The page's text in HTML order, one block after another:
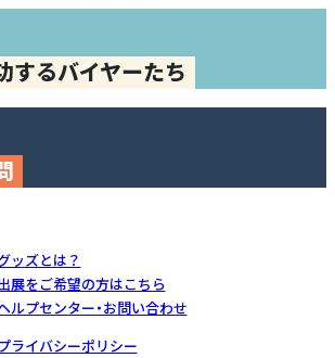
するバイヤーたち
ッズとは？
展をご希望の方はこちら
ルプセンター・お問い合わせ
ライバシーポリシー